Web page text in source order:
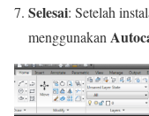
Selesai: Setelah
menggunakan